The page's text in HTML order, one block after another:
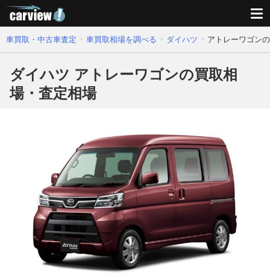
車買取・中古車査定 車買取相場を調べる ダイハツ アトレーワゴン
ダイハツ アトレーワゴンの買取相
場・査定相場